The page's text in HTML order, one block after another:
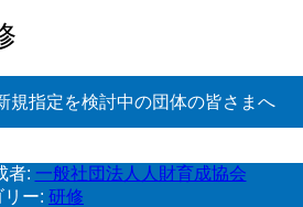
規指定を検討中の団体の皆さまへ
者: 一般社団法人人財育成協会
リー: 研修